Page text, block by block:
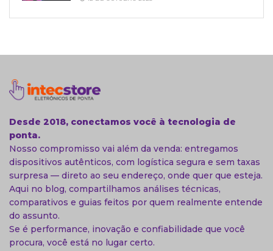
Desde 2018, conectamos você à tecnologia de
ponta.
Nosso compromisso vai além da venda: entregamos
dispositivos autênticos, com logística segura e sem taxas
surpresa — direto ao seu endereço, onde quer que esteja.
Aqui no blog, compartilhamos análises técnicas,
comparativos e guias feitos por quem realmente entende
do assunto.
Se é performance, inovação e confiabilidade que você
procura, você está no lugar certo.